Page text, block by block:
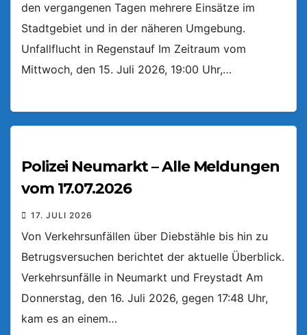
den vergangenen Tagen mehrere Einsätze im
Stadtgebiet und in der näheren Umgebung.
Unfallflucht in Regenstauf Im Zeitraum vom
Mittwoch, den 15. Juli 2026, 19:00 Uhr,…
Polizei Neumarkt – Alle Meldungen
vom 17.07.2026
17. JULI 2026
Von Verkehrsunfällen über Diebstähle bis hin zu
Betrugsversuchen berichtet der aktuelle Überblick.
Verkehrsunfälle in Neumarkt und Freystadt Am
Donnerstag, den 16. Juli 2026, gegen 17:48 Uhr,
kam es an einem…